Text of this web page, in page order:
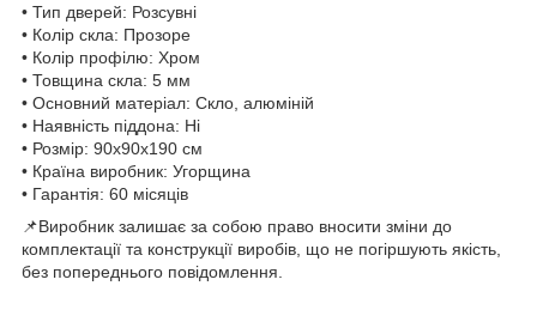
• Тип дверей: Розсувні
• Колір скла: Прозоре
• Колір профілю: Хром
• Товщина скла: 5 мм
• Основний матеріал: Скло, алюміній
• Наявність піддона: Ні
• Розмір: 90x90x190 см
• Країна виробник: Угорщина
• Гарантія: 60 місяців
📌Виробник залишає за собою право вносити зміни до
комплектації та конструкції виробів, що не погіршують якість,
без попереднього повідомлення.